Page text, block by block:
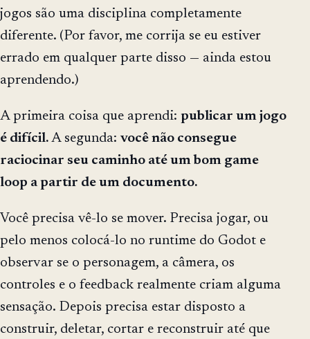
jogos são uma disciplina completamente
diferente. (Por favor, me corrija se eu estiver
errado em qualquer parte disso — ainda estou
aprendendo.)
A primeira coisa que aprendi: publicar um jogo
é difícil. A segunda: você não consegue
raciocinar seu caminho até um bom game
loop a partir de um documento.
Você precisa vê-lo se mover. Precisa jogar, ou
pelo menos colocá-lo no runtime do Godot e
observar se o personagem, a câmera, os
controles e o feedback realmente criam alguma
sensação. Depois precisa estar disposto a
construir, deletar, cortar e reconstruir até que